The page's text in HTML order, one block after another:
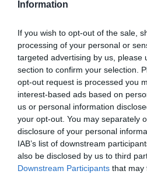
Information
If you wish to opt-out of the sale,
processing of your personal or
targeted advertising by us, please
section to confirm your selection.
opt-out request is processed you
interest-based ads based on
us or personal information
your opt-out. You may separately
disclosure of your personal
IAB’s list of downstream
also be disclosed by us to third
Downstream Participants that may
Numerosi deputati, a loro
che i dati potrebbero
potrebbero infiammare le
proteste per la presenza
in Gran Bretagna. L’ultimo
contro al presenza di
Bretagna si è svolto ieri:
della centrale di